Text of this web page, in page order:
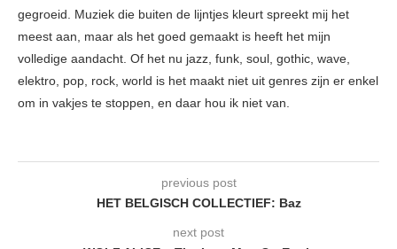
gegroeid. Muziek die buiten de lijntjes kleurt spreekt mij het
meest aan, maar als het goed gemaakt is heeft het mijn
volledige aandacht. Of het nu jazz, funk, soul, gothic, wave,
elektro, pop, rock, world is het maakt niet uit genres zijn er enkel
om in vakjes te stoppen, en daar hou ik niet van.
previous post
HET BELGISCH COLLECTIEF: Baz
next post